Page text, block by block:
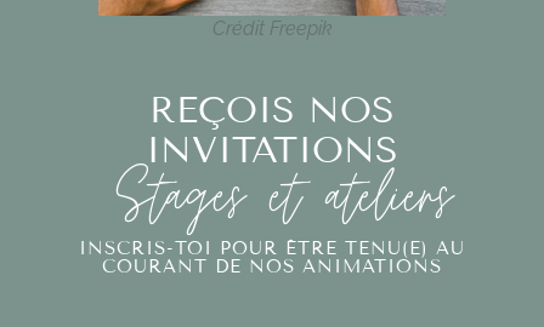
Crédit Freepik
REÇOIS NOS
INVITATIONS
Stages et ateliers
INSCRIS-TOI POUR ÊTRE TENU(E) AU
COURANT DE NOS ANIMATIONS